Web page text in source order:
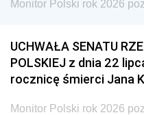
Monitor Polski rok 2026
UCHWAŁA SENATU
POLSKIEJ z dnia 22
rocznicę śmierci Jana
Monitor Polski rok 2026